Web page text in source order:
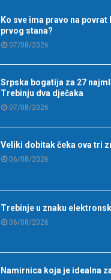
Ko sve ima pravo na povrat
prvog stana?
07/08/2026
Srpska bogatija za 27
Trebinju dva dječaka
07/08/2026
Veliki dobitak čeka ova tri
06/08/2026
Trebinje u znaku
06/08/2026
Namirnica koja je idealna